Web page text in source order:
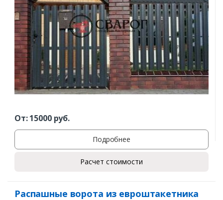
От:15000руб.
Подробнее
Расчет стоимости
Распашные ворота из евроштакетника